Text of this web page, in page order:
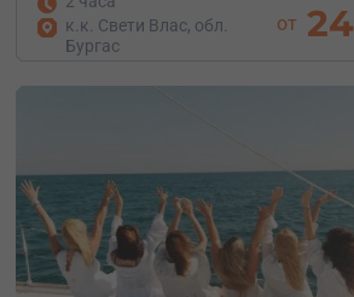
к.к. Свети Влас, обл.
Бургас
от